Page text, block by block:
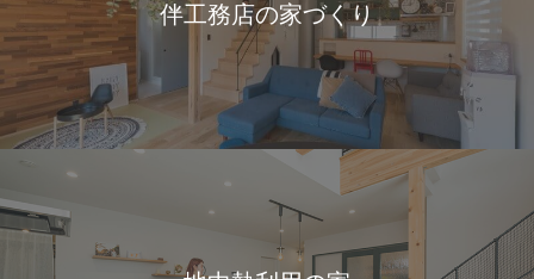
伴工務店の家づくり